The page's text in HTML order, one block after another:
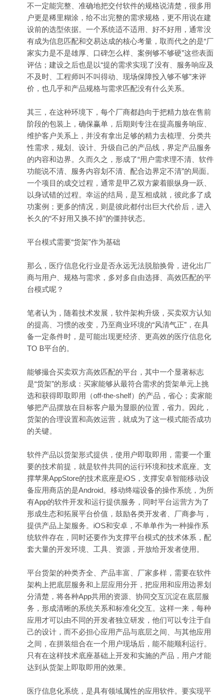
不一定能完整、准确地把交付软件的规格说清楚，很多用
户更是稀里糊涂，给不出完整的需求规格，更不用说在建
设前的选型依据。一个系统适不适用、好不好用，通常没
有成为信息匹配和交易达成的核心考量，取而代之的是“厂
家实力是不是雄厚、口碑怎么样、案例够不够硬”这些表面
评估；建设之后也是以“提的需求实现了没有、服务响应及
不及时、工程师叫不叫得动、现场保障投入够不够”来评
价，也几乎和产品规格与需求匹配没有什么关系。
其三，在这种环境下，每个厂商都趋向于把精力放在售前
阶段的包装上，确保赢单，后期则专注在提高服务响应、
维护客户关系上，并没有拿出足够的精力去梳理、分类共
性需求，规划、设计、升级自己的产品线，界定产品服务
的内容和边界。久而久之，形成了“用户需求理不清、软件
功能说不清、服务内容划不清、配合边界定不清”的局面。
一个项目的成交过程，通常是甲乙双方蒙着眼纵身一跃、
以身试错的过程。幸运的结局，是互相成就，彼此多了成
功案例；更多的情况，则是彼此都付出巨大代价后，进入
长久的“不好用又换不掉”的僵持状态。
平台模式需要“货架”作为基础
那么，医疗信息化行业是否永远无法脱胎换骨，进化出厂
商与用户、规格与需求，多对多自由选择、高效匹配的平
台模式呢？
笔者认为，随着技术发展，软件架构升级，买卖双方认知
的提高、习惯的改变，乃至商业环境的“风清气正”，在具
备一定条件时，是可能出现更经济、更高效的医疗信息化
TO B平台的。
能够撮合买卖双方高效匹配的平台，其中一个显著标志
是“货架”的形成：买家能够从最符合需求的货架单元上挑
选和获得即取即用（off-the-shelf）的产品，省心；卖家能
够把产品摆放在目标客户最为显眼的位置，省力。因此，
货架的合理设置和高效运营，就成为了这一模式能否成功
的关键。
软件产品以货架形式提供，使用户即取即用，需要一个重
要的技术前提，就是软件共同的运行环境和技术底座。支
撑苹果AppStore的技术底座是iOS，支撑安卓智能移动设
备应用商店的是Android。移动终端设备的操作系统，为所
有App的软件开发和运行提供服务，同时平台运营方为了
形成生态和拓展平台价值，鼓励各类开发者、厂商参与，
提供产品上架服务。iOS和安卓，不单单作为一种操作系
统软件存在，同时还要作为支撑平台模式的技术体系，配
套大量的开发环境、工具、资源，开放给开发者使用。
平台货架的种类齐全、产品丰富、厂家多样，需要在软件
架构上把底层服务和上层应用分开，把应用和应用边界划
分清楚，将各种App共用的资源、协同交互沉淀在底层服
务，形成清晰的系统关系和标准化交互。这样一来，每种
应用才可以由不同的开发者独立研发，他们可以专注于自
己的设计，而不必担心应用产品与底层之间、与其他应用
之间，在拼装组合在一个用户现场后，能不能顺利运行。
只有在这样技术底座基础上开发和实施的产品，用户才能
达到从货架上即取即用的效果。
医疗信息化系统，是具有领域属性的应用软件。要实现平